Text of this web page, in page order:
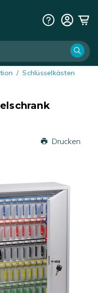
/ Schlüsselkästen
Drucken